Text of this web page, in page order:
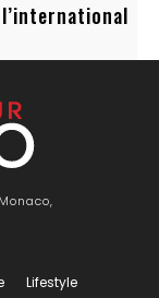
Lifestyle